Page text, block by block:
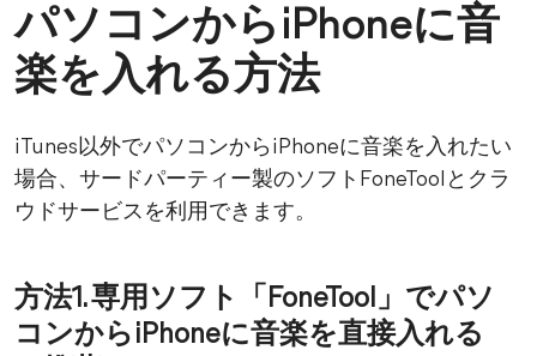
パソコンからiPhoneに音
楽を入れる方法
iTunes以外でパソコンからiPhoneに音楽を入れたい
場合、サードパーティー製のソフトFoneToolとクラ
ウドサービスを利用できます。
方法1. 専用ソフト「FoneTool」でパソ
コンからiPhoneに音楽を直接入れる